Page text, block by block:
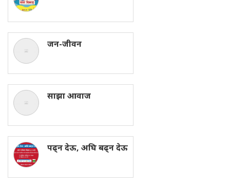
जन-जीवन
साझा आवाज
पढ्न देऊ, अघि बढ्न देऊ